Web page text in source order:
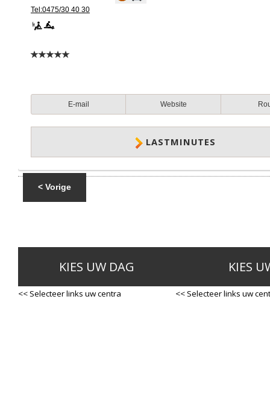
Tel:0475/30 40 30
E-mail Website
LASTMINUTES
< Vorige
KIES UW DAG
<< Selecteer links uw centra
KIES
<< Selecteer links uw